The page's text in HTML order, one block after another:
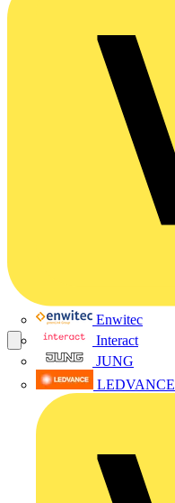
Enwitec
Interact
JUNG
LEDVANCE